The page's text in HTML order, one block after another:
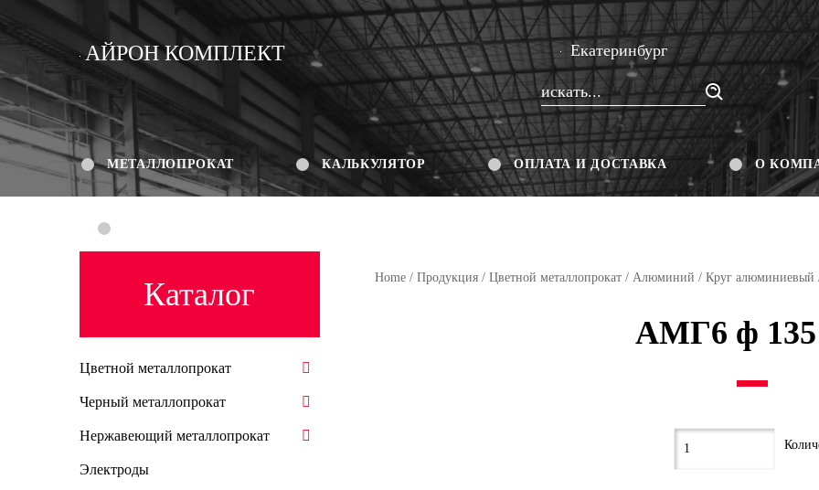
АЙРОН КОМПЛЕКТ Екатеринбург
МЕТАЛЛОПРОКАТ КАЛЬКУЛЯТОР ОПЛАТА И ДОСТАВКА О
Home/ Продукция/ Цветной металлопрокат/ Алюминий / Круг алюминиевый
АМГ6 ф
Каталог
Цветной металлопрокат
Черный металлопрокат
Нержавеющий металлопрокат
Электроды